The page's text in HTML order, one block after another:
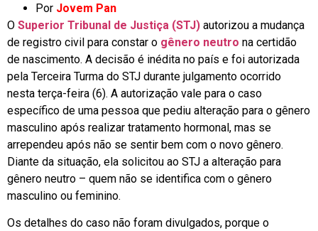
Por Jovem Pan
O Superior Tribunal de Justiça (STJ) autorizou a mudança
de registro civil para constar o gênero neutro na certidão
de nascimento. A decisão é inédita no país e foi autorizada
pela Terceira Turma do STJ durante julgamento ocorrido
nesta terça-feira (6). A autorização vale para o caso
específico de uma pessoa que pediu alteração para o gênero
masculino após realizar tratamento hormonal, mas se
arrependeu após não se sentir bem com o novo gênero.
Diante da situação, ela solicitou ao STJ a alteração para
gênero neutro – quem não se identifica com o gênero
masculino ou feminino.
Os detalhes do caso não foram divulgados, porque o